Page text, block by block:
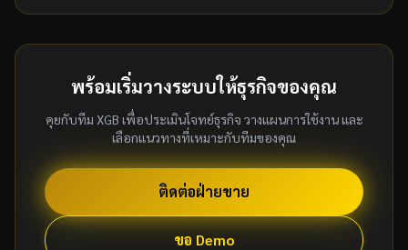
พร้อมเริ่มวางระบบให้ธุรกิจของคุณ
คุยกับทีม XGB เพื่อประเมินโจทย์ธุรกิจ วางแผนการใช้งาน และ
เลือกแนวทางที่เหมาะกับทีมของคุณ
ติดต่อฝ่ายขาย
ขอ Demo